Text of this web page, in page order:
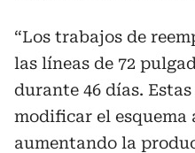
“Los trabajos de
las líneas de 72
durante 46 días.
modificar el
aumentando la